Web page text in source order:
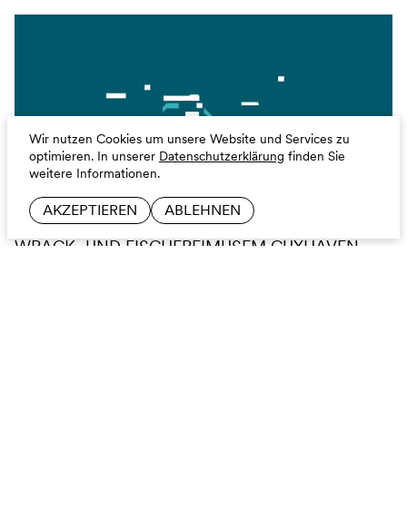
Wir nutzen Cookies um unsere Website und Services zu
optimieren. In unserer Datenschutzerklärung finden Sie
weitere Informationen.
AKZEPTIEREN ABLEHNEN
WRACK- UND FISCHEREIMUSEM CUXHAVEN